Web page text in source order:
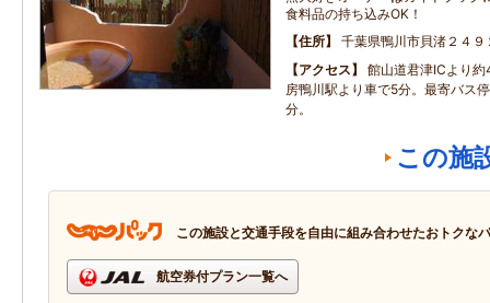
食料品の持ち込みOK！
住所
千葉県鴨川市貝渚２４９
アクセス
館山道君津ICより
房鴨川駅より車で5分。最寄バス
分。
この施
この施設と交通手段を自由に組み合わせたおトクな
航空券付プラン一覧へ